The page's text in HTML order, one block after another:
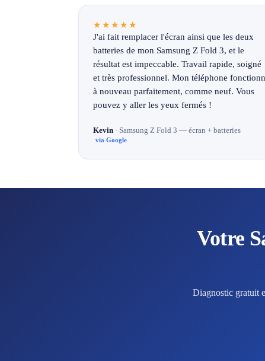
★★★★★
J'ai fait remplacer l'écran ainsi que les deux
batteries de mon Samsung Z Fold 3, et le
résultat est impeccable. Travail rapide, soigné
et très professionnel. Mon téléphone
à nouveau parfaitement, comme neuf. Vous
pouvez y aller les yeux fermés !
Kevin · Samsung Z Fold 3 — écran + batteries
via Google
Votre
Diagnostic gratuit